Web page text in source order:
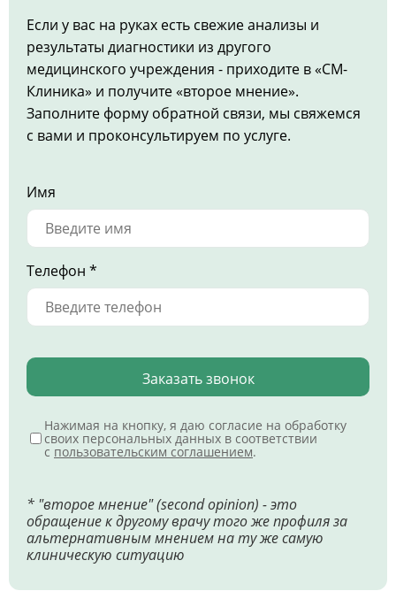
Если у вас на руках есть свежие анализы и
результаты диагностики из другого
медицинского учреждения - приходите в «СМ-
Клиника» и получите «второе мнение».
Заполните форму обратной связи, мы свяжемся
с вами и проконсультируем по услуге.
Имя
Телефон *
Заказать звонок
Нажимая на кнопку, я даю согласие на обработку
своих персональных данных в соответствии
с пользовательским соглашением.
* "второе мнение" (second opinion) - это
обращение к другому врачу того же профиля за
альтернативным мнением на ту же самую
клиническую ситуацию